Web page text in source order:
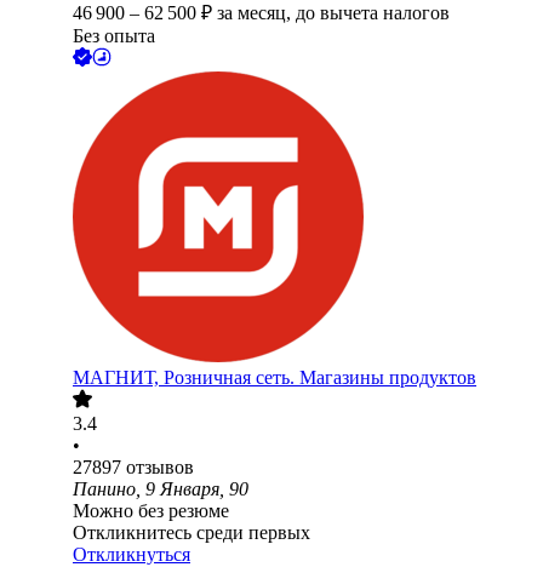
46 900 – 62 500 ₽ за месяц, до вычета налогов
Без опыта
МАГНИТ, Розничная сеть. Магазины продуктов
3.4
•
27897 отзывов
Панино, 9 Января, 90
Можно без резюме
Откликнитесь среди первых
Откликнуться